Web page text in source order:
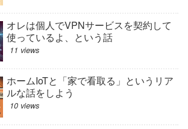
オレは個人でVPNサービスを契約して
使っているよ、という話
11 views
ホームIoTと「家で看取る」というリア
ルな話をしよう
10 views